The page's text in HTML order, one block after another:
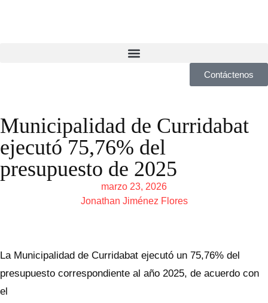
Contáctenos
Municipalidad de Curridabat
ejecutó 75,76% del
presupuesto de 2025
marzo 23, 2026
Jonathan Jiménez Flores
La Municipalidad de Curridabat ejecutó un 75,76% del
presupuesto correspondiente al año 2025, de acuerdo con
el